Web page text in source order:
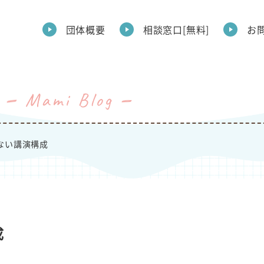
団体概要 相談窓口[無料] お
Mami Blog
い講演構成